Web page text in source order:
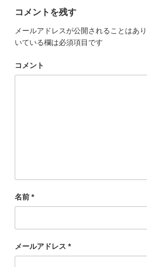
ー
コメントを残す
メールアドレスが公開されることはあり
いている欄は必須項目です
コメント
名前 *
メールアドレス *